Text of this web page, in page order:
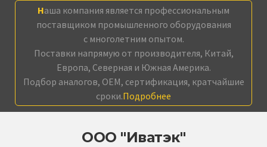
Наша компания является профессиональным
поставщиком промышленного оборудования
с многолетним опытом.
Поставки напрямую от производителя, Китай,
Европа, Северная и Южная Америка.
Подбор аналогов, OEM, сертификация, кратчайшие
сроки.Подробнее
ООО "Иватэк"